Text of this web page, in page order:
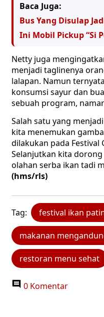
Baca Juga:
Bus Yang Disulap
Ini Mobil Pickup “Si
Netty juga
menjadi taglinenya
lalapan. Namun
konsumsi sayur dan
sebuah program,
Salah satu yang
kita menemukan
dilakukan pada
Selanjutkan kita
olahan serba ikan tadi
(hms/rls)
Tag: festival ikan
makanan
restoran menu sehat
0 Komentar